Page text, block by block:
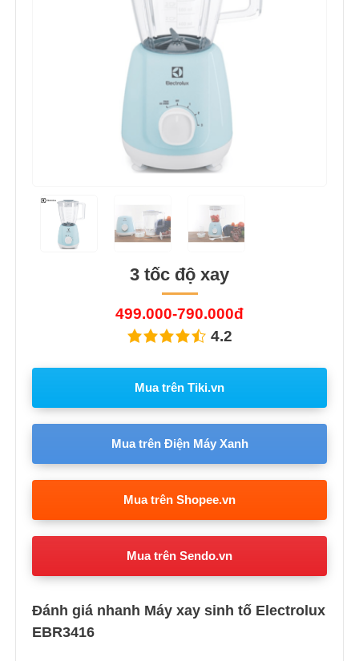
3 tốc độ xay
499.000-790.000đ
4.2
Mua trên Tiki.vn
Mua trên Điện Máy Xanh
Mua trên Shopee.vn
Mua trên Sendo.vn
Đánh giá nhanh Máy xay sinh tố Electrolux
EBR3416